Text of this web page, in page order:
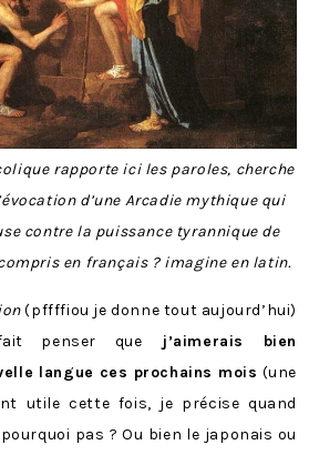
rapporte ici les paroles, cherche
d’une Arcadie mythique qui
contre la puissance tyrannique de
en français ? imagine en latin.
(pffffiou je donne tout aujourd’hui)
penser que j’aimerais bien
langue ces prochains mois (une
utile cette fois, je précise quand
pas ? Ou bien le japonais ou